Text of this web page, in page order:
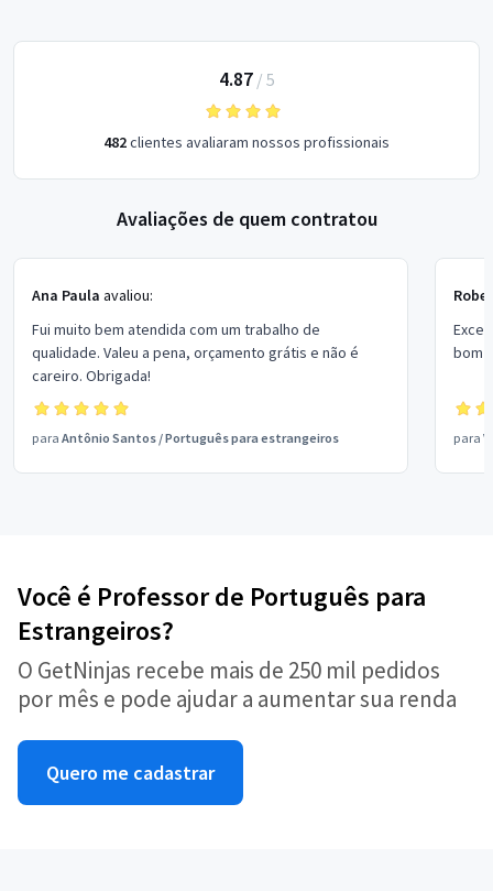
4.87/ 5
482clientes avaliaram nossos profissionais
Avaliações de quem contratou
Ana Paula avaliou:
Fui muito bem atendida com um trabalho de
qualidade. Valeu a pena, orçamento grátis e não é
careiro. Obrigada!
para Antônio Santos /Português para estrangeiros
bom
para
Você é Professor de Português para
Estrangeiros?
O GetNinjas recebe mais de 250 mil pedidos
por mês e pode ajudar a aumentar sua renda
Quero me cadastrar